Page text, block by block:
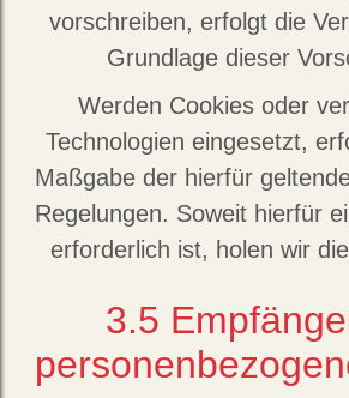
vorschreiben, erfolgt die
Grundlage dieser
Werden Cookies oder
Technologien eingesetzt,
Maßgabe der hierfür
Regelungen. Soweit hierfür
erforderlich ist, holen wir
3.5